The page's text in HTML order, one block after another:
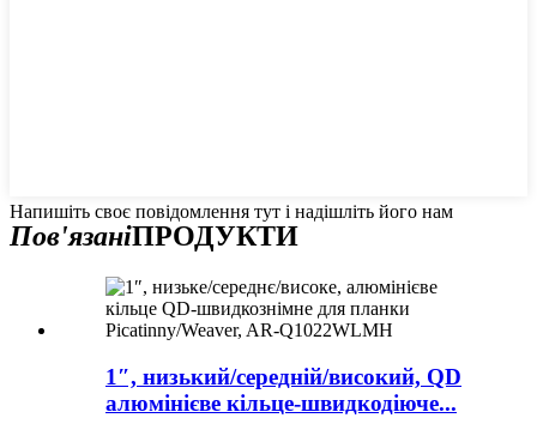
Напишіть своє повідомлення тут і надішліть його нам
Пов'язаніПРОДУКТИ
1″, низький/середній/високий, QD
алюмінієве кільце-швидкодіюче...